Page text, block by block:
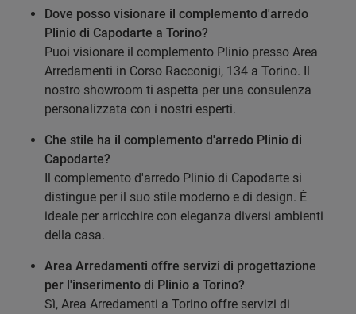
Dove posso visionare il complemento d'arredo
Plinio di Capodarte a Torino?
Puoi visionare il complemento Plinio presso Area
Arredamenti in Corso Racconigi, 134 a Torino. Il
nostro showroom ti aspetta per una consulenza
personalizzata con i nostri esperti.
Che stile ha il complemento d'arredo Plinio di
Capodarte?
Il complemento d'arredo Plinio di Capodarte si
distingue per il suo stile moderno e di design. È
ideale per arricchire con eleganza diversi ambienti
della casa.
Area Arredamenti offre servizi di progettazione
per l'inserimento di Plinio a Torino?
Sì, Area Arredamenti a Torino offre servizi di